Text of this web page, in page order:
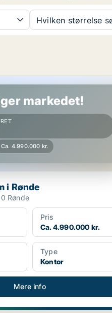
Hvilken størrelse
markedet!
Ca. 4.990.000 kr.
i Rønde
Rønde
Pris
Ca. 4.990.000 kr.
Type
Kontor
Mere info